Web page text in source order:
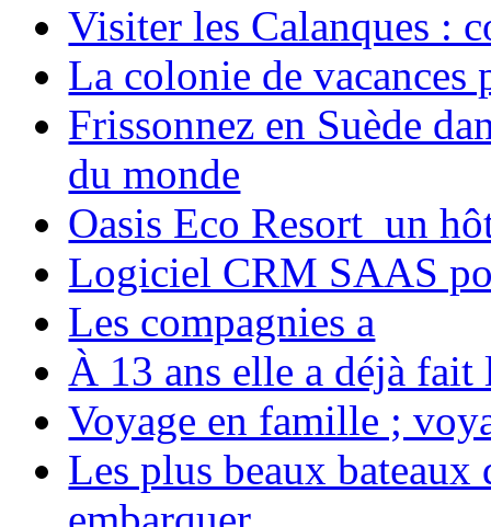
Visiter les Calanques :
La colonie de vacances
Frissonnez en Suède
du monde
Oasis Eco Resort un
Logiciel CRM SAAS
Les compagnies a
À 13 ans elle a déjà
Voyage en famille ;
Les plus beaux bateaux